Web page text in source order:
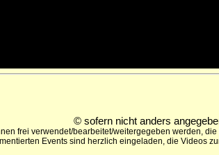
© sofern nicht anders
frei verwendet/bearbeitet/weitergegeben werden,
Events sind herzlich eingeladen, die Videos